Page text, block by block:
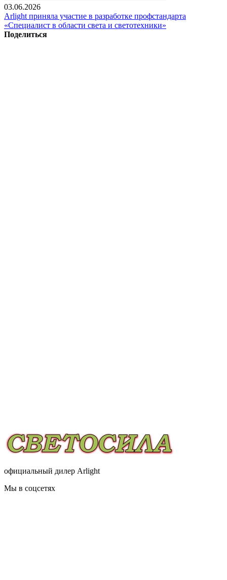
03.06.2026
Arlight приняла участие в разработке профстандарта
«Специалист в области света и светотехники»
Поделиться
официальный дилер Arlight
Мы в соцсетях